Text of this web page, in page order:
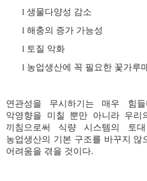
l 생물다양성 감소
l 해충의 증가 가능성
l 토질 악화
l 농업생산에 꼭 필요한 꽃가루
연관성을 무시하기는 매우 힘들
악영향을 미칠 뿐만 아니라 우
끼침으로써 식량 시스템의 토
농업생산의 기본 구조를 바꾸지 않
어려움을 겪을 것이다.